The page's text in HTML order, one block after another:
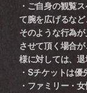
・ご自身の観覧
て腕を広げるなど
そのような行為
させて頂く場合
様に対しては、退
・Sチケットは優
・ファミリー・女